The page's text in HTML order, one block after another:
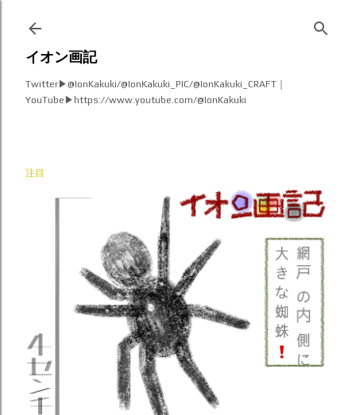
スキップしてメイン コンテンツに移動
イオン画記
Twitter▶︎@IonKakuki/@IonKakuki_PIC/@IonKakuki_CRAFT｜
YouTube▶︎https://www.youtube.com/@IonKakuki
注目